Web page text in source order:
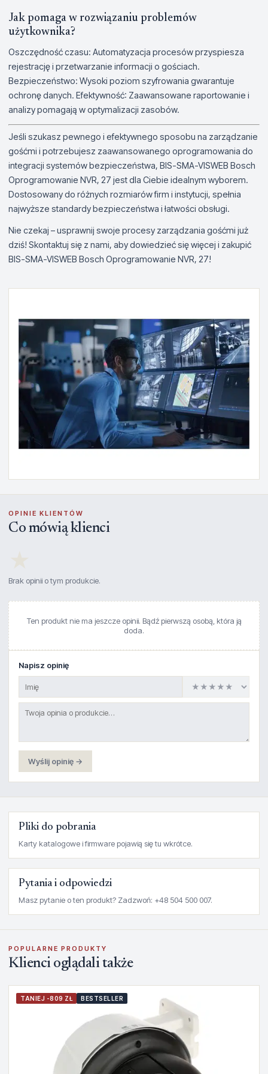
Jak pomaga w rozwiązaniu problemów
użytkownika?
Oszczędność czasu: Automatyzacja procesów przyspiesza
rejestrację i przetwarzanie informacji o gościach.
Bezpieczeństwo: Wysoki poziom szyfrowania gwarantuje
ochronę danych. Efektywność: Zaawansowane raportowanie i
analizy pomagają w optymalizacji zasobów.
Jeśli szukasz pewnego i efektywnego sposobu na zarządzanie
gośćmi i potrzebujesz zaawansowanego oprogramowania do
integracji systemów bezpieczeństwa, BIS-SMA-VISWEB Bosch
Oprogramowanie NVR, 27 jest dla Ciebie idealnym wyborem.
Dostosowany do różnych rozmiarów firm i instytucji, spełnia
najwyższe standardy bezpieczeństwa i łatwości obsługi.
Nie czekaj – usprawnij swoje procesy zarządzania gośćmi już
dziś! Skontaktuj się z nami, aby dowiedzieć się więcej i zakupić
BIS-SMA-VISWEB Bosch Oprogramowanie NVR, 27!
OPINIE KLIENTÓW
Co mówią klienci
Brak opinii o tym produkcie.
Ten produkt nie ma jeszcze opinii. Bądź pierwszą osobą, która ją
doda.
Napisz opinię
Wyślij opinię →
Pliki do pobrania
Karty katalogowe i firmware pojawią się tu wkrótce.
Pytania i odpowiedzi
Masz pytanie o ten produkt? Zadzwoń: +48 504 500 007.
POPULARNE PRODUKTY
Klienci oglądali także
TANIEJ -809 ZŁ BESTSELLER